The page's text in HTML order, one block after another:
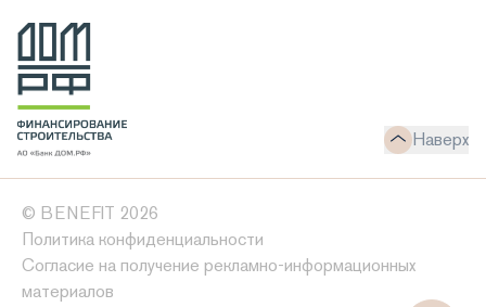
Наверх
© BENEFIT 2026
Политика конфиденциальности
Согласие на получение рекламно-информационных
материалов